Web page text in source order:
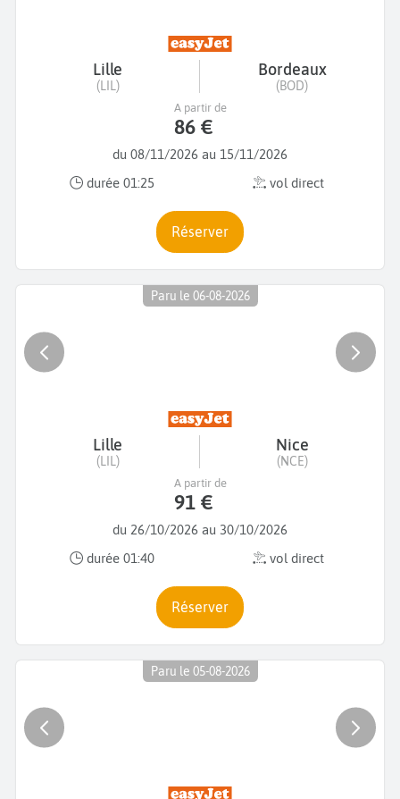
Lille
(LIL)
Bordeaux
(BOD)
du 08/11/2026 au 15/11/2026
durée 01:25
vol direct
A partir de
86 €
Réserver
Paru le 06-08-2026
Lille
(LIL)
Nice
(NCE)
du 26/10/2026 au 30/10/2026
durée 01:40
vol direct
A partir de
91 €
Réserver
Paru le 05-08-2026